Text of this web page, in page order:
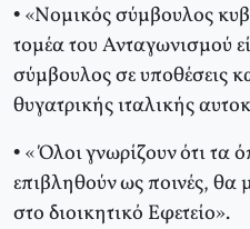
• «Νομικός σύμβουλος
τομέα του Ανταγωνισμού
σύμβουλος σε υποθέσεις
θυγατρικής ιταλικής
• « Όλοι γνωρίζουν ότι τα
επιβληθούν ως ποινές, θα
στο διοικητικό Εφετείο».